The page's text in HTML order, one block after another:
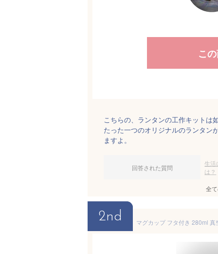
こ
こちらの、ランタンの工作キットは
たった一つのオリジナルのランタン
ますよ。
回答された質問
生活
は？
全
2nd